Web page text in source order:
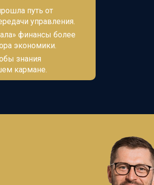
путь от
управления.
финансы более
экономики.
знания
кармане.